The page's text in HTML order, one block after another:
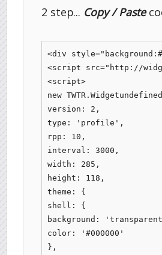
2 step... Copy / Paste
<div
<script src="http://
<script>
new
version: 2,
type: 'profile',
rpp: 10,
interval: 3000,
width: 285,
height: 118,
theme: {
shell: {
background:
color: '#000000'
},